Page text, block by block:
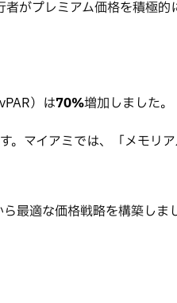
がプレミアム価格を積極的
）は70%増加しました。
。マイアミでは、「メモリ
最適な価格戦略を構築しま